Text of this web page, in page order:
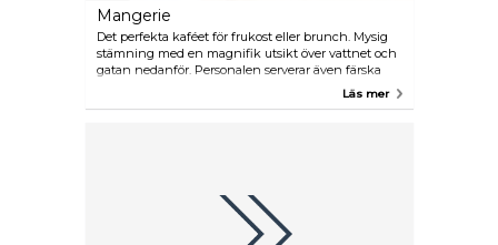
Mangerie
Det perfekta kaféet för frukost eller brunch. Mysig
stämning med en magnifik utsikt över vattnet och
gatan nedanför. Personalen serverar även färska
Läs mer